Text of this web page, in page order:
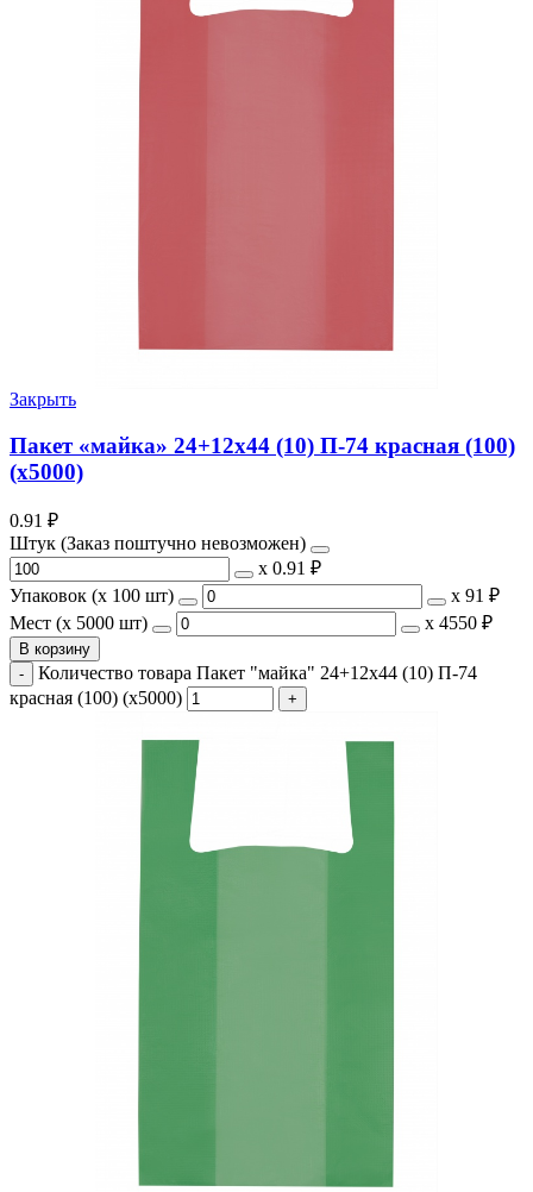
Закрыть
Пакет «майка» 24+12х44 (10) П-74 красная (100)
(х5000)
0.91 ₽
Штук (Заказ поштучно невозможен)
х 0.91 ₽
Упаковок (x 100 шт)
х 91 ₽
Мест (x 5000 шт)
х 4550 ₽
В корзину
Количество товара Пакет "майка" 24+12х44 (10) П-74
красная (100) (х5000)